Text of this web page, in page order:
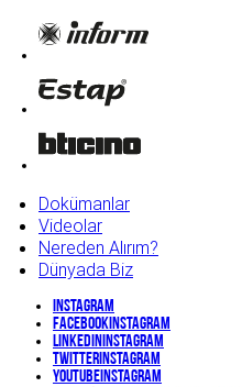
Dokümanlar
Videolar
Nereden Alırım?
Dünyada Biz
Instagram
Facebook Instagram
Linkedin Instagram
Twitter Instagram
YouTube Instagram